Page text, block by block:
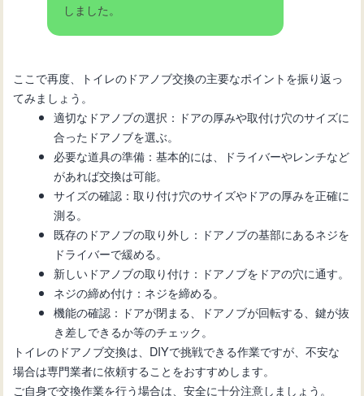
しました。
ここで再度、トイレのドアノブ交換の主要なポイントを振り返っ
てみましょう。
適切なドアノブの選択：ドアの厚みや取付け穴のサイズに
合ったドアノブを選ぶ。
必要な道具の準備：基本的には、ドライバーやレンチなど
があれば交換は可能。
サイズの確認：取り付け穴のサイズやドアの厚みを正確に
測る。
既存のドアノブの取り外し：ドアノブの基部にあるネジを
ドライバーで緩める。
新しいドアノブの取り付け：ドアノブをドアの穴に通す。
ネジの締め付け：ネジを締める。
機能の確認：ドアが閉まる、ドアノブが回転する、鍵が抜
き差しできるか等のチェック。
トイレのドアノブ交換は、DIYで挑戦できる作業ですが、不安な
場合は専門業者に依頼することをおすすめします。
ご自身で交換作業を行う場合は、安全に十分注意しましょう。